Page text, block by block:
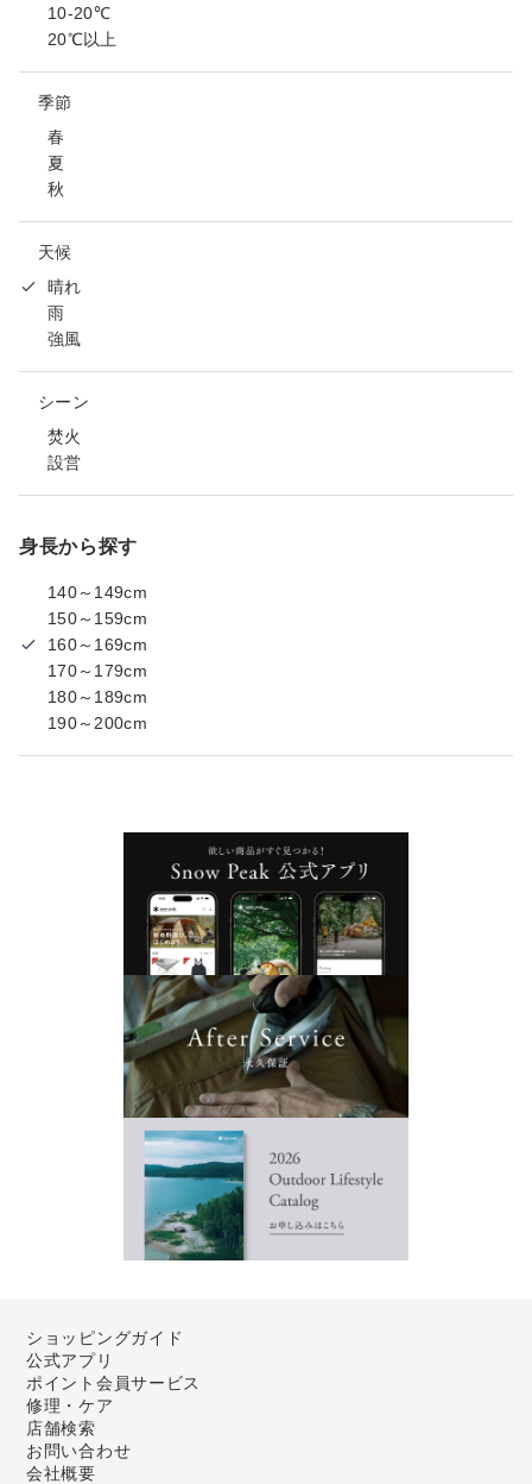
10-20℃
20℃以上
季節
春
夏
秋
天候
晴れ
雨
強風
シーン
焚火
設営
身長から探す
140～149cm
150～159cm
160～169cm
170～179cm
180～189cm
190～200cm
ショッピングガイド
公式アプリ
ポイント会員サービス
修理・ケア
店舗検索
お問い合わせ
会社概要